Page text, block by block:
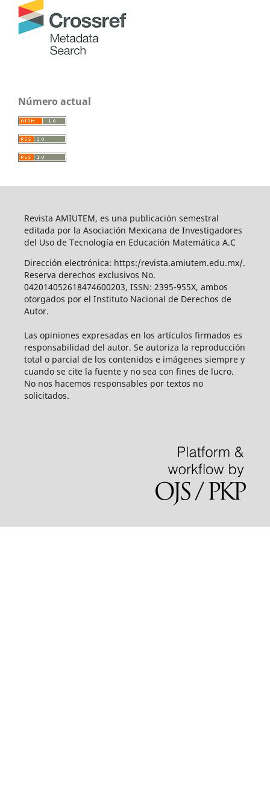
Número actual
Revista AMIUTEM, es una publicación semestral
editada por la Asociación Mexicana de Investigadores
del Uso de Tecnología en Educación Matemática A.C
Dirección electrónica: https:/revista.amiutem.edu.mx/.
Reserva derechos exclusivos No.
042014052618474600203, ISSN: 2395-955X, ambos
otorgados por el Instituto Nacional de Derechos de
Autor.
Las opiniones expresadas en los artículos firmados es
responsabilidad del autor. Se autoriza la reproducción
total o parcial de los contenidos e imágenes siempre y
cuando se cite la fuente y no sea con fines de lucro.
No nos hacemos responsables por textos no
solicitados.